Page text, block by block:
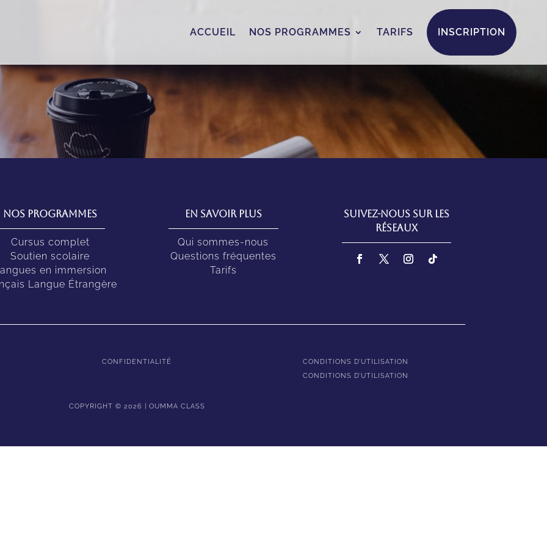
ACCUEIL NOS PROGRAMMES TARIFS INSCRIPTION
Nos programmes
Cursus complet
Soutien scolaire
en immersion
Langue Étrangère
En savoir plus
Qui sommes-nous
Questions fréquentes
Tarifs
Suivez-nous sur les
réseaux
CONFIDENTIALITÉ
CONDITIONS D’UTILISATION
CONDITIONS D’UTILISATION
COPYRIGHT © 2026 | OUMMA CLASS